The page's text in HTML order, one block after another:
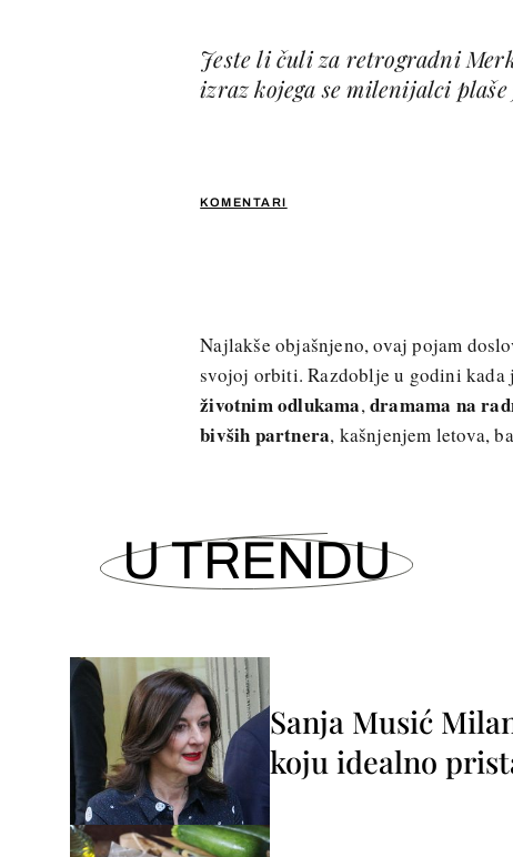
KOMENTARI
Jeste li čuli za retrogradni
izraz kojega se milenijalci
Najlakše objašnjeno, ovaj pojam
svojoj orbiti. Razdoblje u godini kada
životnim odlukama, dramama na
bivših partnera, kašnjenjem letova,
U TRENDU
Sanja Musić
koju idealno